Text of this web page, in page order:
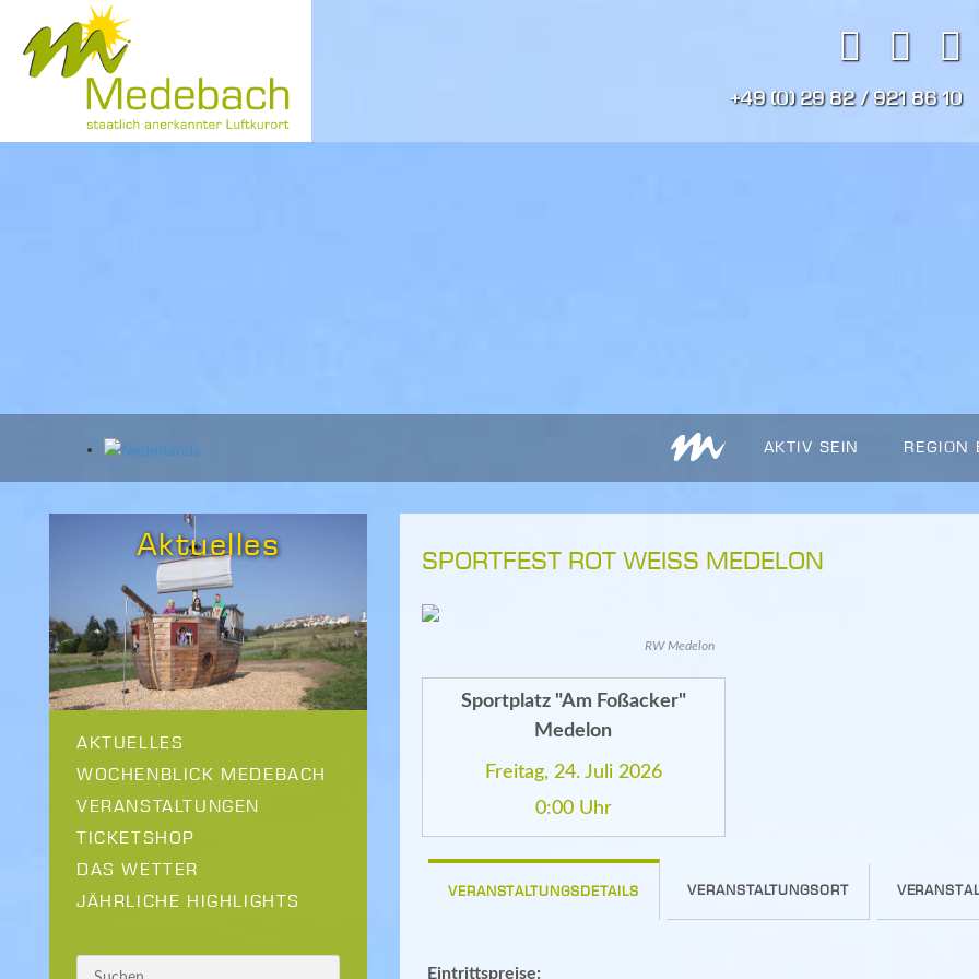
+49 (0) 29 82 / 921 86 10
AKTIV SEIN REGION
Aktuelles
AKTUELLES
WOCHENBLICK MEDEBACH
VERANSTALTUNGEN
TICKETSHOP
DAS WETTER
JÄHRLICHE HIGHLIGHTS
SPORTFEST ROT WEISS MEDELON
RW Medelon
Sportplatz "Am Foßacker"
Medelon
Freitag, 24. Juli 2026
0:00 Uhr
VERANSTALTUNGSDETAILS VERANSTALTUNGSORT
Eintrittspreise: